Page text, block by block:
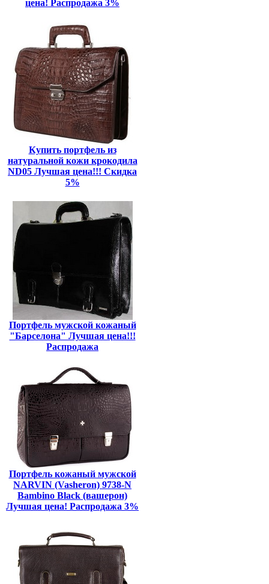
цена! Распродажа 3%
Купить портфель из
натуральной кожи крокодила
ND05 Лучшая цена!!! Скидка
5%
Портфель мужской кожаный
"Барселона" Лучшая цена!!!
Распродажа
Портфель кожаный мужской
NARVIN (Vasheron) 9738-N
Bambino Black (вашерон)
Лучшая цена! Распродажа 3%